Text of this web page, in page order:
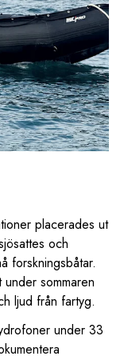
placerades ut
och
forskningsbåtar.
sommaren
ljud från fartyg.
under 33